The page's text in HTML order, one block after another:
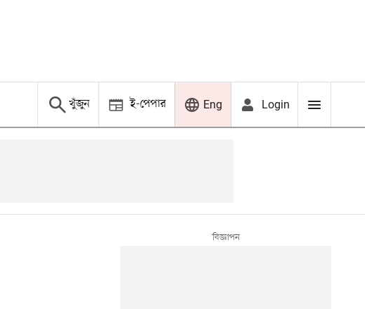
খুঁজুন ই-পেপার Eng Login